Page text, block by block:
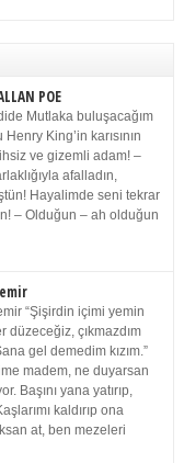
POE
Mutlaka buluşacağım
King’in karısının
ve gizemli adam! –
afalladın,
Hayalimde seni tekrar
– Olduğun – ah olduğun
“Şişirdin içimi yemin
çıkmazdım
gel demedim kızım.”
madem, ne duyarsan
Başını yana yatırıp,
kaldırıp ona
at, ben mezeleri